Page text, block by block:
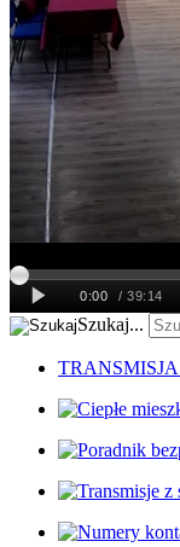
Szukaj...